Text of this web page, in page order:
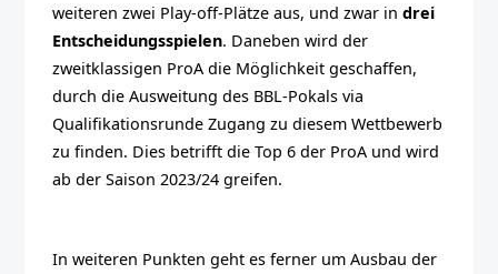
weiteren zwei Play-off-Plätze aus, und zwar indrei
Entscheidungsspielen. Daneben wird der
zweitklassigen ProA die Möglichkeit geschaffen,
durch die Ausweitung des BBL-Pokals via
Qualifikationsrunde Zugang zu diesem Wettbewerb
zu finden. Dies betrifft die Top 6 der ProA und wird
ab der Saison 2023/24 greifen.
In weiteren Punkten geht es ferner um Ausbau der